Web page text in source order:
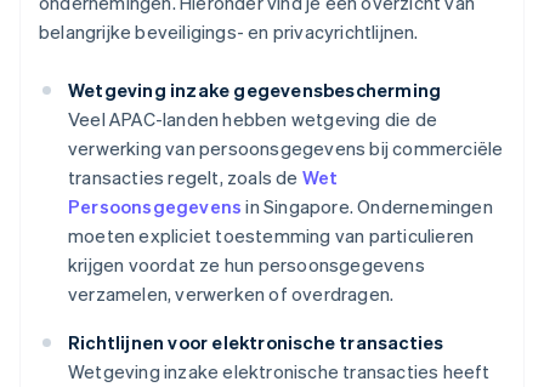
belangrijke beveiligings- en privacyrichtlijnen.
Wetgeving inzake gegevensbescherming
Veel APAC-landen hebben wetgeving die de
verwerking van persoonsgegevens bij commerciële
transacties regelt, zoals de Wet
Persoonsgegevens in Singapore. Ondernemingen
moeten expliciet toestemming van particulieren
krijgen voordat ze hun persoonsgegevens
verzamelen, verwerken of overdragen.
Richtlijnen voor elektronische transacties
Wetgeving inzake elektronische transacties heeft